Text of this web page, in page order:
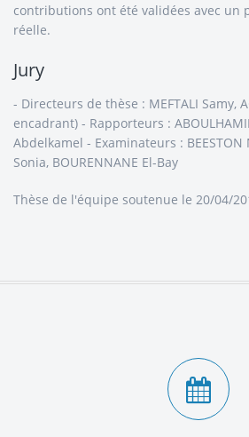
contributions ont été validées avec un
réelle.
Jury
- Directeurs de thèse : MEFTALI Samy,
encadrant) - Rapporteurs :
Abdelkamel - Examinateurs : BEESTON
Sonia, BOURENNANE El-Bay
Thèse de l'équipe soutenue le 20/04/